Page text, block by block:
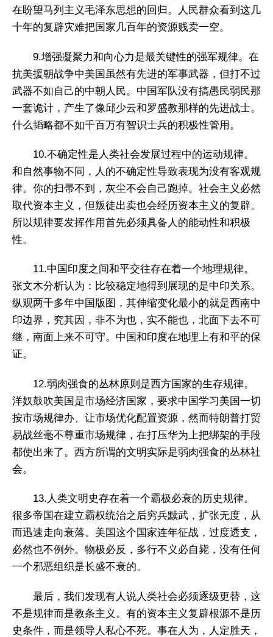
在盼望马列主义毛泽东思想的回归。人民群众看到这几
十年的复辟灾难把国家几百年的资源贱卖一空。
9.增强凝聚力和向心力是最关键性的强军规律。在
抗美援朝战争中美国虽然有先进的军事武器，但打不过
武器不如自己的中朝人民。中国军队没有搞愚民弱民那
一套诡计，产生了像邱少云和罗盛教那样的先进战士。
什么韬略都不如千百万有智识士兵的积极性管用。
10.不确定性是人类社会发展过程中的运动规律。
和自然事物不同，人的不确定性导致表现为没有客观规
律。你的扫帚不到，灰尘不会自己跑掉。社会主义必然
取代资本主义，但叛徒出卖也会经历资本主义的复辟。
所以规律要发挥作用首先必须具备人的能动性和积极
性。
11.中国印度之间和平交往存在着一个地理规律。
张文木分析认为：比较稳定地得到展现的是中印关系。
纵观两千多年中国版图，其伸缩变化最小的就是西南中
印边界，究其因，非不为也，实不能也，北面下去不可
继，南面上来不可守。中国和印度在地理上有和平的保
证。
12.弱肉强食的丛林原则是西方国家的生存规律。
洋奴鼓吹美国是市场经济国家，要求中国学习美国一切
按市场规律办、让市场优化配置资源，然而特朗普打贸
易战丝毫不尊重市场规律，在打压华为上把绑架的手段
都使出来了。西方所谓的文明实际是弱肉强食的丛林社
会。
13.人类文明史存在着一个霸极必衰的历史规律。
很多帝国在建立霸权统治之后穷兵黩武，扩张无度，从
而迅速走向衰落。美国这个国家连年征战，过度透支，
必然也不例外。物极必反，多行不义必自毙，没有任何
一个邪恶组织是长盛不衰的。
最后，我们发现有人说人类社会必须逐级更替，这
不是规律而是教条主义。有的资本主义复辟根源不是历
史条件，而是领导人私心不死。事在人为，人定胜天，